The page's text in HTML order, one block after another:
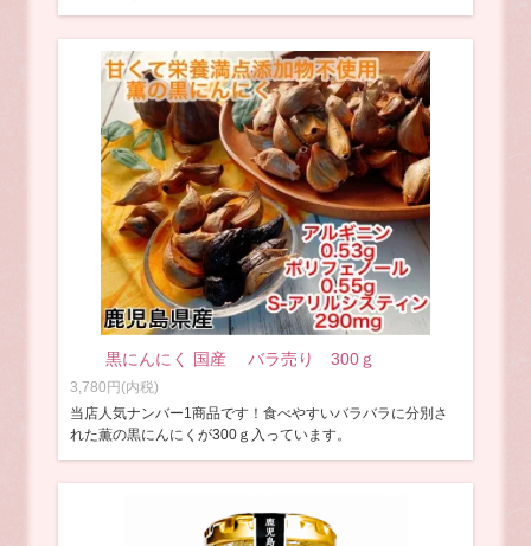
黒にんにく 国産 バラ売り 300ｇ
3,780円(内税)
当店人気ナンバー1商品です！食べやすいバラバラに分別さ
れた薫の黒にんにくが300ｇ入っています。